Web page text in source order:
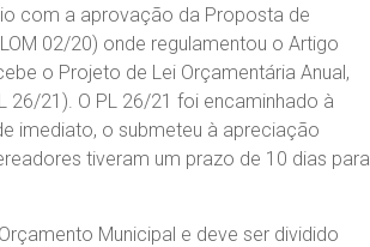
com a aprovação da Proposta de
02/20) onde regulamentou o Artigo
o Projeto de Lei Orçamentária Anual,
26/21). O PL 26/21 foi encaminhado à
imediato, o submeteu à apreciação
tiveram um prazo de 10 dias para
Municipal e deve ser dividido